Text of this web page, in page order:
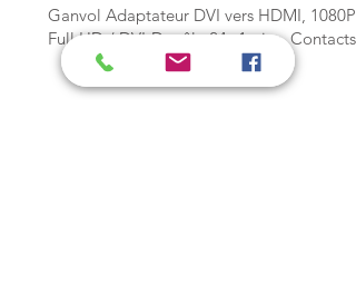
Ganvol Adaptateur DVI vers HDMI, 1080P
Full HD / DVI-D mâle 24+1 pins, Contacts
Or 24k